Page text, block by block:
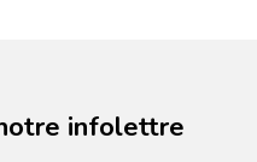
infolettre